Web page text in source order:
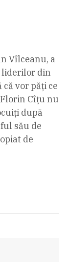
Vîlceanu, a
liderilor din
vor păți ce
Cîțu nu
după
său de
de